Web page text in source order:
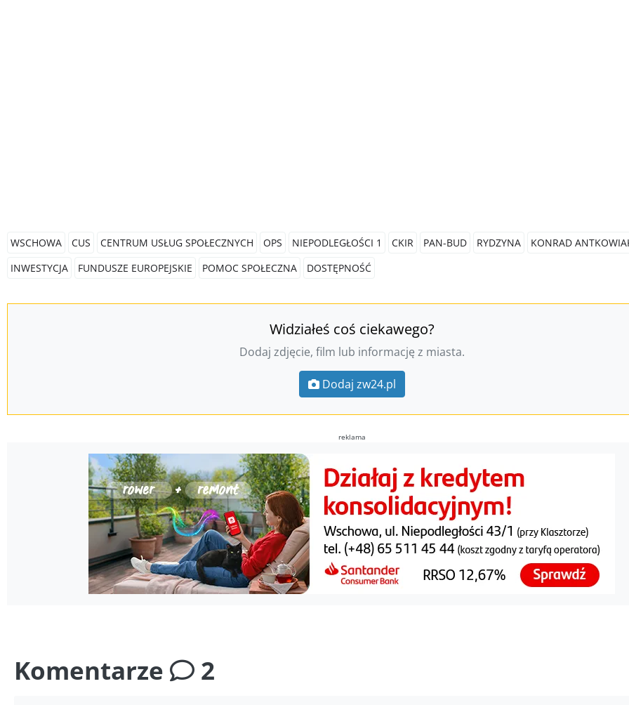
WSCHOWA CUS CENTRUM USŁUG SPOŁECZNYCH OPS NIEPODLEGŁOŚCI 1 CKIR PAN-BUD RYDZYNA
KONRAD
INWESTYCJA
FUNDUSZE EUROPEJSKIE POMOC SPOŁECZNA DOSTĘPNOŚĆ
Widziałeś coś ciekawego?
Dodaj zdjęcie, film lub informację z miasta.
Dodaj zw24.pl
reklama
Komentarze 2